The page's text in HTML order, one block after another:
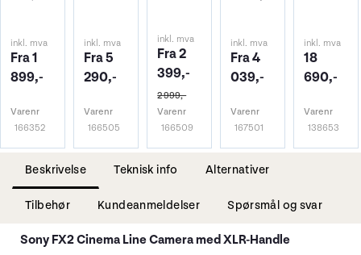
inkl. mva
Fra 1
899,-
Varenr
166352
inkl. mva
Fra 5
290,-
Varenr
166505
inkl. mva
Fra 2
399,-
2 999,-
Varenr
166509
inkl. mva
Fra 4
039,-
Varenr
167501
inkl. mva
18
690,-
Varenr
138653
Beskrivelse Teknisk info Alternativer
Tilbehør Kundeanmeldelser Spørsmål og svar
Sony FX2 Cinema Line Camera med XLR-Handle